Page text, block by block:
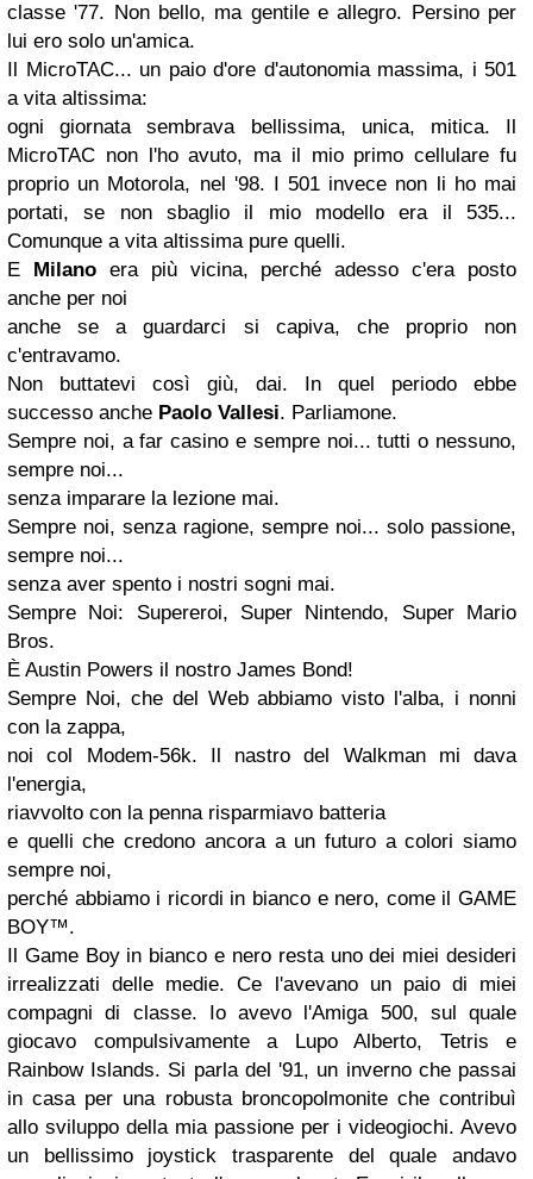
classe '77. Non bello, ma gentile e allegro. Persino per
lui ero solo un'amica.
Il MicroTAC... un paio d'ore d'autonomia massima, i 501
a vita altissima:
ogni giornata sembrava bellissima, unica, mitica. Il
MicroTAC non l'ho avuto, ma il mio primo cellulare fu
proprio un Motorola, nel '98. I 501 invece non li ho mai
portati, se non sbaglio il mio modello era il 535...
Comunque a vita altissima pure quelli.
E Milanoera più vicina, perché adesso c'era posto
anche per noi
anche se a guardarci si capiva, che proprio non
c'entravamo.
Non buttatevi così giù, dai. In quel periodo ebbe
successo anche Paolo Vallesi. Parliamone.
Sempre noi, a far casino e sempre noi... tutti o nessuno,
sempre noi...
senza imparare la lezione mai.
Sempre noi, senza ragione, sempre noi... solo passione,
sempre noi...
senza aver spento i nostri sogni mai.
Sempre Noi: Supereroi, Super Nintendo, Super Mario
Bros.
È Austin Powers il nostro James Bond!
Sempre Noi, che del Web abbiamo visto l'alba, i nonni
con la zappa,
noi col Modem-56k. Il nastro del Walkman mi dava
l'energia,
riavvolto con la penna risparmiavo batteria
e quelli che credono ancora a un futuro a colori siamo
sempre noi,
perché abbiamo i ricordi in bianco e nero, come il GAME
BOY™.
Il Game Boy in bianco e nero resta uno dei miei desideri
irrealizzati delle medie. Ce l'avevano un paio di miei
compagni di classe. Io avevo l'Amiga 500, sul quale
giocavo compulsivamente a Lupo Alberto, Tetris e
Rainbow Islands. Si parla del '91, un inverno che passai
in casa per una robusta broncopolmonite che contribuì
allo sviluppo della mia passione per i videogiochi. Avevo
un bellissimo joystick trasparente del quale andavo